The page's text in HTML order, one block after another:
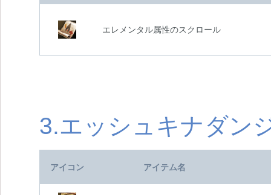
エレメンタル属性のスクロール
3.エッシュキナダン
アイコン アイテム名